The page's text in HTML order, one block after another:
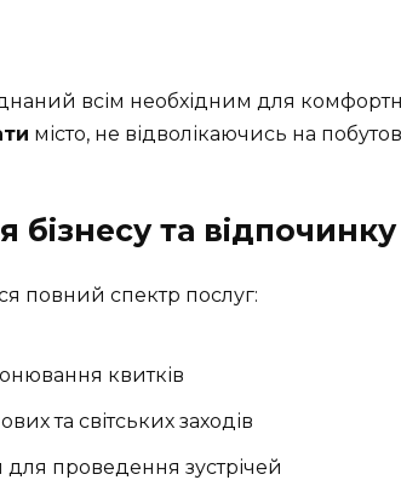
всім необхідним для
місто, не відволікаючись на
бізнесу та відпочинку
повний спектр послуг:
квитків
та світських заходів
проведення зустрічей